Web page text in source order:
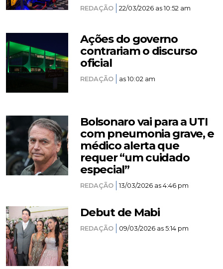
REDAÇÃO 22/03/2026 as 10:52 am
Ações do governo
contrariam o discurso
oficial
REDAÇÃO as 10:02 am
Bolsonaro vai para a UTI
com pneumonia grave, e
médico alerta que
requer “um cuidado
especial”
REDAÇÃO 13/03/2026 as 4:46 pm
Debut de Mabi
REDAÇÃO 09/03/2026 as 5:14 pm